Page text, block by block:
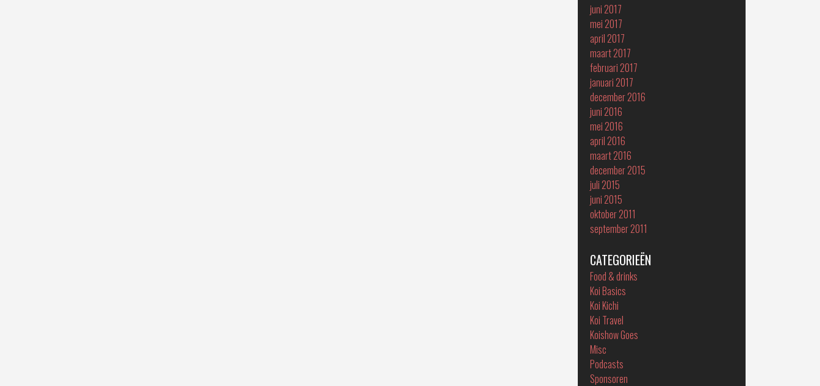
juni 2017
mei 2017
april 2017
maart 2017
februari 2017
januari 2017
december 2016
juni 2016
mei 2016
april 2016
maart 2016
december 2015
juli 2015
juni 2015
oktober 2011
september 2011
CATEGORIEËN
Food & drinks
Koi Basics
Koi Kichi
Koi Travel
Koishow Goes
Misc
Podcasts
Sponsoren